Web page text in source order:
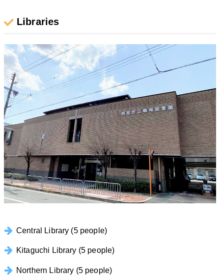
Libraries
Central Library (5 people)
Kitaguchi Library (5 people)
Northern Library (5 people)